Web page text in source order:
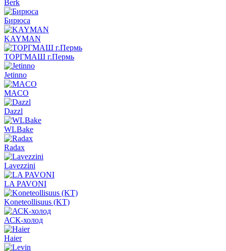
Berk
Бирюса
KAYMAN
ТОРГМАШ г.Пермь
Jetinno
MACO
Dazzl
WLBake
Radax
Lavezzini
LA PAVONI
Koneteollisuus (KT)
АСК-холод
Haier